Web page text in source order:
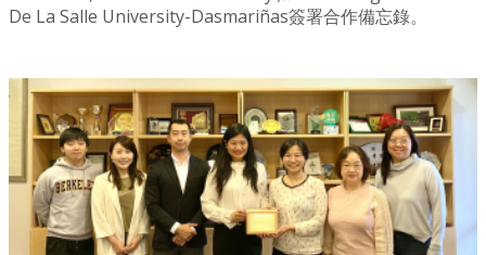
De La Salle University-Dasmariñas簽署合作備忘錄。